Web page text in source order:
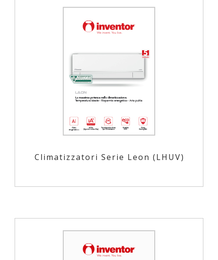
Climatizzatori Serie Leon (LHUV)